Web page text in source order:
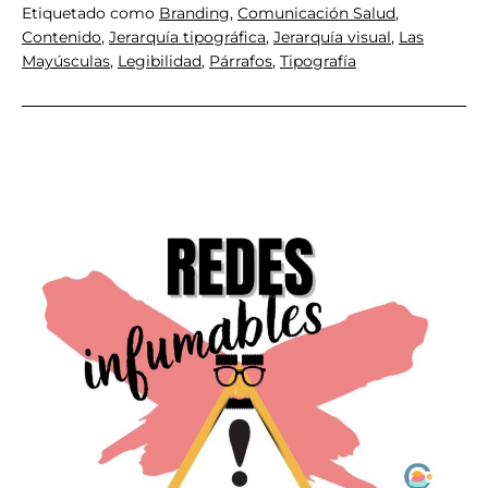
Etiquetado como Branding, Comunicación Salud,
Contenido, Jerarquía tipográfica, Jerarquía visual, Las
Mayúsculas, Legibilidad, Párrafos, Tipografía